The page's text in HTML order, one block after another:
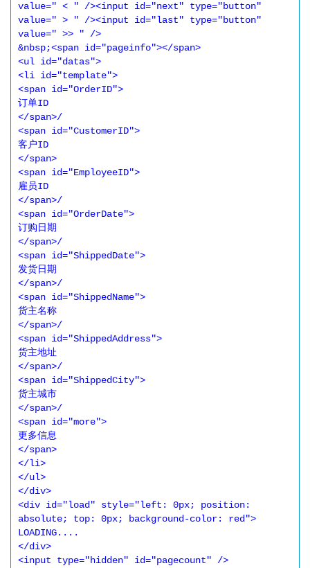
value=" < " /><input id="next" type="button"
value=" > " /><input id="last" type="button"
value=" >> " />
&nbsp;<span id="pageinfo"></span>
<ul id="datas">
<li id="template">
<span id="OrderID">
订单ID
</span>/
<span id="CustomerID">
客户ID
</span>
<span id="EmployeeID">
雇员ID
</span>/
<span id="OrderDate">
订购日期
</span>/
<span id="ShippedDate">
发货日期
</span>/
<span id="ShippedName">
货主名称
</span>/
<span id="ShippedAddress">
货主地址
</span>/
<span id="ShippedCity">
货主城市
</span>/
<span id="more">
更多信息
</span>
</li>
</ul>
</div>
<div id="load" style="left: 0px; position:
absolute; top: 0px; background-color: red">
LOADING....
</div>
<input type="hidden" id="pagecount" />